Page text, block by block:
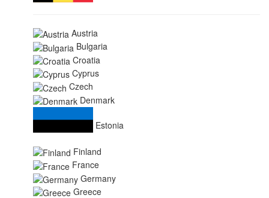
Austria
Bulgaria
Croatia
Cyprus
Czech
Denmark
Estonia
Finland
France
Germany
Greece